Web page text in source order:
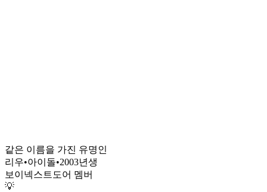
같은 이름을 가진 유명인
리우•아이돌•2003년생
보이넥스트도어 멤버
💡